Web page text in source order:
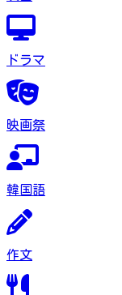
ドラマ
映画祭
韓国語
作文